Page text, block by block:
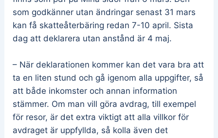
som godkänner utan ändringar senast 31 mars
kan få skatteåterbäring redan 7-10 april. Sista
dag att deklarera utan anstånd är 4 maj.
– När deklarationen kommer kan det vara bra att
ta en liten stund och gå igenom alla uppgifter, så
att både inkomster och annan information
stämmer. Om man vill göra avdrag, till exempel
för resor, är det extra viktigt att alla villkor för
avdraget är uppfyllda, så kolla även det